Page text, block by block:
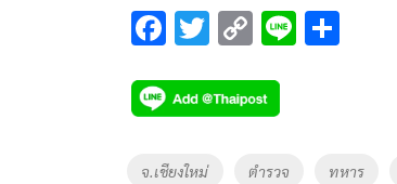
F
e
b
o
T
tt
er
C
p
y
Li
Li
Tags
จ.เชียงใหม่ ตำรวจ ทหาร